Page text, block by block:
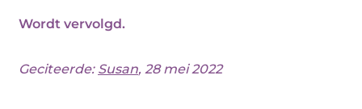
Wordt vervolgd.
Geciteerde: Susan, 28 mei 2022